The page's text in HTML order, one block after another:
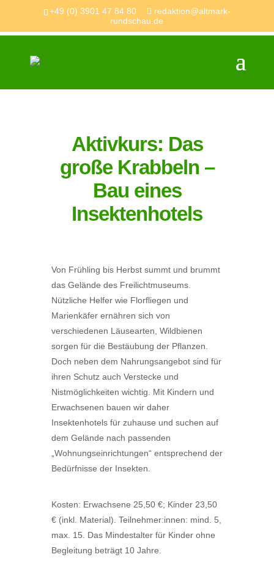
+49 (0) 3901 47 84 80
redaktion@altmark-
rundschau.de
Aktivkurs: Das
große Krabbeln –
Bau eines
Insektenhotels
Von Frühling bis Herbst summt und brummt
das Gelände des Freilichtmuseums.
Nützliche Helfer wie Florfliegen und
Marienkäfer ernähren sich von
verschiedenen Läusearten, Wildbienen
sorgen für die Bestäubung der Pflanzen.
Doch neben dem Nahrungsangebot sind für
ihren Schutz auch Verstecke und
Nistmöglichkeiten wichtig. Mit Kindern und
Erwachsenen bauen wir daher
Insektenhotels für zuhause und suchen auf
dem Gelände nach passenden
„Wohnungseinrichtungen“ entsprechend der
Bedürfnisse der Insekten.
Kosten: Erwachsene 25,50 €; Kinder 23,50
€ (inkl. Material). Teilnehmer:innen: mind. 5,
max. 15. Das Mindestalter für Kinder ohne
Begleitung beträgt 10 Jahre.